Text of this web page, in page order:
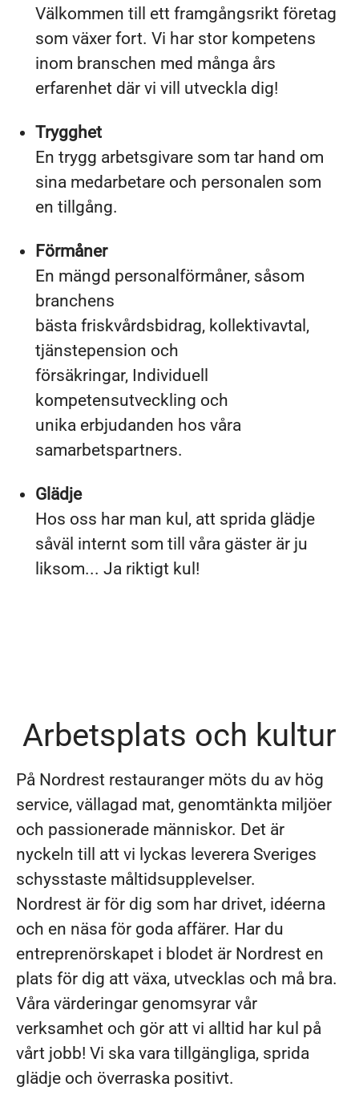
Välkommen till ett framgångsrikt företag
som växer fort. Vi har stor kompetens
inom branschen med många års
erfarenhet där vi vill utveckla dig!
Trygghet
En trygg arbetsgivare som tar hand om
sina medarbetare och personalen som
en tillgång.
Förmåner
En mängd personalförmåner, såsom
branchens
bästa friskvårdsbidrag, kollektivavtal,
tjänstepension och
försäkringar, Individuell
kompetensutveckling och
unika erbjudanden hos våra
samarbetspartners.
Glädje
Hos oss har man kul, att sprida glädje
såväl internt som till våra gäster är ju
liksom... Ja riktigt kul!
Arbetsplats och kultur
På Nordrest restauranger möts du av hög
service, vällagad mat, genomtänkta miljöer
och passionerade människor. Det är
nyckeln till att vi lyckas leverera Sveriges
schysstaste måltidsupplevelser.
Nordrest är för dig som har drivet, idéerna
och en näsa för goda affärer. Har du
entreprenörskapet i blodet är Nordrest en
plats för dig att växa, utvecklas och må bra.
Våra värderingar genomsyrar vår
verksamhet och gör att vi alltid har kul på
vårt jobb! Vi ska vara tillgängliga, sprida
glädje och överraska positivt.